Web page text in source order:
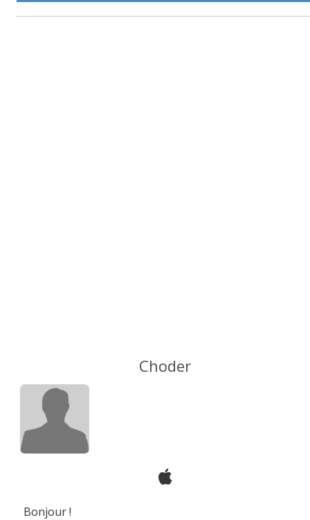
Choder
Bonjour !